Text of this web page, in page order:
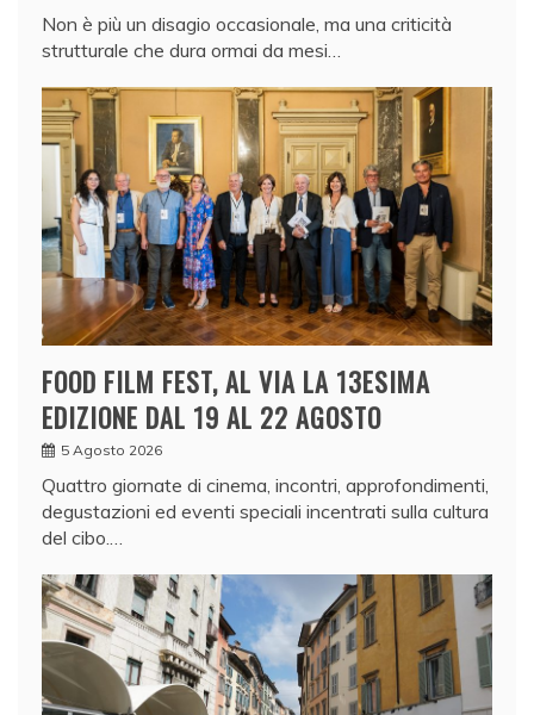
Non è più un disagio occasionale, ma una criticità
strutturale che dura ormai da mesi…
FOOD FILM FEST, AL VIA LA 13ESIMA
EDIZIONE DAL 19 AL 22 AGOSTO
5 Agosto 2026
Quattro giornate di cinema, incontri, approfondimenti,
degustazioni ed eventi speciali incentrati sulla cultura
del cibo.…